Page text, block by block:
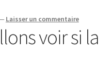
Laisser un commentaire
voir si la